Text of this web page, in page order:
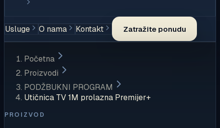
Usluge O nama Kontakt Zatražite ponudu
Početna
Proizvodi
PODŽBUKNI PROGRAM
Utičnica TV 1M prolazna Premijer+
PROIZVOD